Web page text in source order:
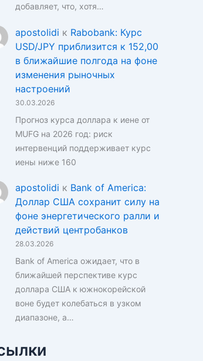
добавляет, что, хотя…
apostolidi к Rabobank: Курс
USD/JPY приблизится к 152,00
в ближайшие полгода на фоне
изменения рыночных
настроений
30.03.2026
Прогноз курса доллара к иене от
MUFG на 2026 год: риск
интервенций поддерживает курс
иены ниже 160
apostolidi к Bank of America:
Доллар США сохранит силу на
фоне энергетического ралли и
действий центробанков
28.03.2026
Bank of America ожидает, что в
ближайшей перспективе курс
доллара США к южнокорейской
воне будет колебаться в узком
диапазоне, а…